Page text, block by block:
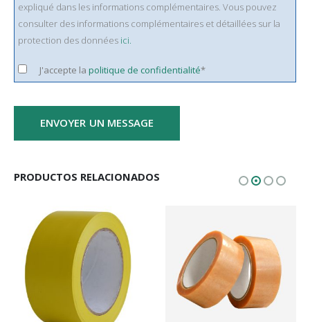
expliqué dans les informations complémentaires. Vous pouvez
consulter des informations complémentaires et détaillées sur la
protection des données ici.
J'accepte la politique de confidentialité*
PRODUCTOS RELACIONADOS